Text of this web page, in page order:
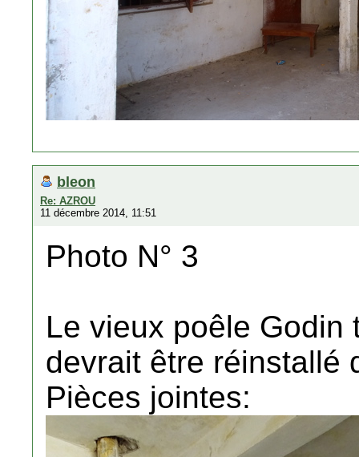
bleon
Re: AZROU
11 décembre 2014, 11:51
Photo N° 3
Le vieux poêle Godin
devrait être réinstallé
Pièces jointes: